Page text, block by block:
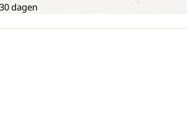
dagen